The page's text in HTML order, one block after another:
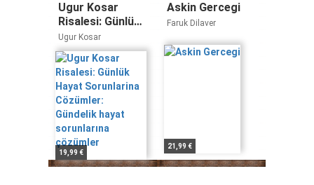
Ugur Kosar
Risalesi: Günlük
Hayat
Sorunlarina
Cözümler:
Gündelik hayat
sorunlarına
çözümler
Ugur Kosar
19,99 €
Askin Gercegi
Faruk Dilaver
21,99 €